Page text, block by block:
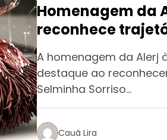
Homenagem da
reconhece
Claudinho
A homenagem da Alerj
destaque ao
Selminha Sorriso…
Cauã Lira